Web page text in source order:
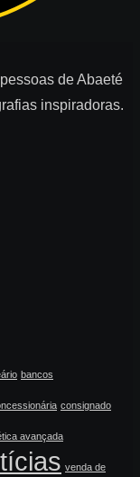
de Abaeté
inspiradoras.
bancos
consignado
avançada
venda de